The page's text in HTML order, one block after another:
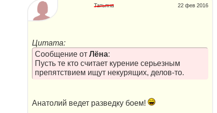
22 фев 2016
Татьяна
Цитата:
Сообщение от Лёна:
Пусть те кто считает курение серьезным
препятствием ищут некурящих, делов-то.
Анатолий ведет разведку боем!